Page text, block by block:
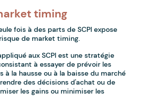
timing
fois à des parts de SCPI expose
de market timing.
aux SCPI est une stratégie
à essayer de prévoir les
à la hausse ou à la baisse du marché
des décisions d'achat ou de
les gains ou minimiser les